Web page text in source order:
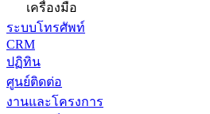
เครื่องมือ
ระบบโทรศัพท์
CRM
ปฏิทิน
ศูนย์ติดต่อ
งานและโครงการ